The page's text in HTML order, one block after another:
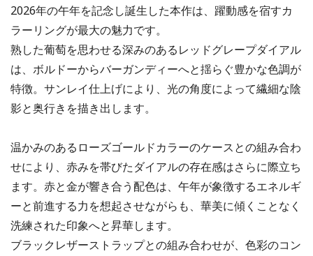
2026年の午年を記念し誕生した本作は、躍動感を宿すカ
ラーリングが最大の魅力です。
熟した葡萄を思わせる深みのあるレッドグレープダイアル
は、ボルドーからバーガンディーへと揺らぐ豊かな色調が
特徴。サンレイ仕上げにより、光の角度によって繊細な陰
影と奥行きを描き出します。
温かみのあるローズゴールドカラーのケースとの組み合わ
せにより、赤みを帯びたダイアルの存在感はさらに際立ち
ます。赤と金が響き合う配色は、午年が象徴するエネルギ
ーと前進する力を想起させながらも、華美に傾くことなく
洗練された印象へと昇華します。
ブラックレザーストラップとの組み合わせが、色彩のコン